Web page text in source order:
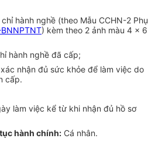
hành nghề (theo Mẫu CCHN-2 Phụ
) kèm theo 2 ảnh màu 4 x 6
hành nghề đã cấp;
nhận đủ sức khỏe để làm việc do
cấp.
làm việc kể từ khi nhận đủ hồ sơ
hành chính: Cá nhân.